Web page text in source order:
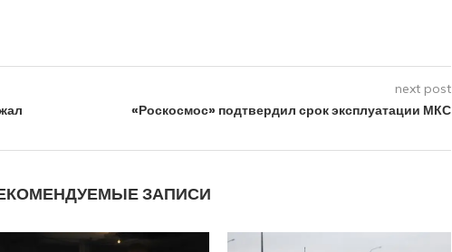
next post
«Роскосмос» подтвердил срок эксплуатации МКС
ЗАПИСИ